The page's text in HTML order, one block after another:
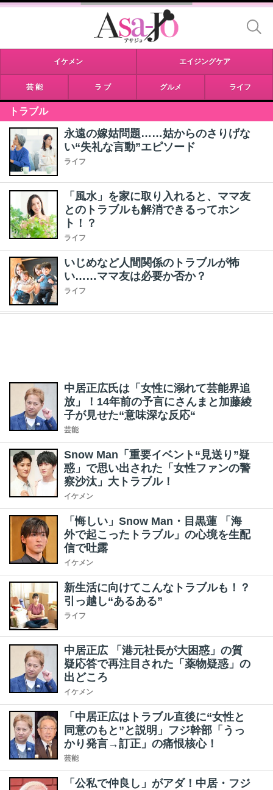
イケメン エイジングケア
芸 能 ラ ブ グルメ ライフ
トラブル
永遠の嫁姑問題……姑からのさりげな
い“失礼な言動”エピソード
ライフ
「風水」を家に取り入れると、ママ友
とのトラブルも解消できるってホン
ト！？
ライフ
いじめなど人間関係のトラブルが怖
い……ママ友は必要か否か？
ライフ
中居正広氏は「女性に溺れて芸能界追
放」！14年前の予言にさんまと加藤綾
子が見せた“意味深な反応“
芸能
Snow Man「重要イベント“見送り”疑
惑」で思い出された「女性ファンの警
察沙汰」大トラブル！
イケメン
「悔しい」Snow Man・目黒蓮 「海
外で起こったトラブル」の心境を生配
信で吐露
イケメン
新生活に向けてこんなトラブルも！？
引っ越し“あるある”
ライフ
中居正広 「港元社長が大困惑」の質
疑応答で再注目された「薬物疑惑」の
出どころ
イケメン
「中居正広はトラブル直後に“女性と
同意のもと”と説明」フジ幹部「うっ
かり発言→訂正」の痛恨核心！
芸能
「公私で仲良し」がアダ！中居・フジ